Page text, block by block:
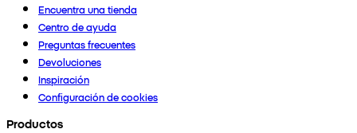
Encuentra una tienda
Centro de ayuda
Preguntas frecuentes
Devoluciones
Inspiración
Configuración de cookies
Productos